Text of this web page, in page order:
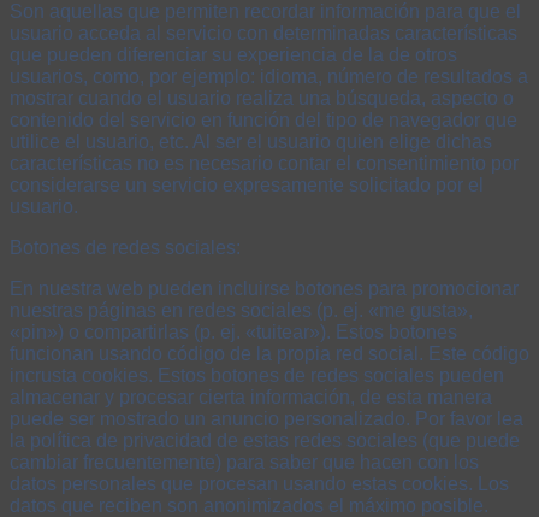
Son aquellas que permiten recordar información para que el
usuario acceda al servicio con determinadas características
que pueden diferenciar su experiencia de la de otros
usuarios, como, por ejemplo: idioma, número de resultados a
mostrar cuando el usuario realiza una búsqueda, aspecto o
contenido del servicio en función del tipo de navegador que
utilice el usuario, etc. Al ser el usuario quien elige dichas
características no es necesario contar el consentimiento por
considerarse un servicio expresamente solicitado por el
usuario.
Botones de redes sociales:
En nuestra web pueden incluirse botones para promocionar
nuestras páginas en redes sociales (p. ej. «me gusta»,
«pin») o compartirlas (p. ej. «tuitear»). Estos botones
funcionan usando código de la propia red social. Este código
incrusta cookies. Estos botones de redes sociales pueden
almacenar y procesar cierta información, de esta manera
puede ser mostrado un anuncio personalizado. Por favor lea
la política de privacidad de estas redes sociales (que puede
cambiar frecuentemente) para saber que hacen con los
datos personales que procesan usando estas cookies. Los
datos que reciben son anonimizados el máximo posible.